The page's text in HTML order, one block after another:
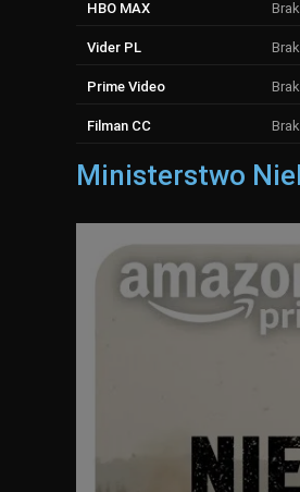
HBO MAX
Vider PL
Prime Video
Filman CC
Ministerstwo